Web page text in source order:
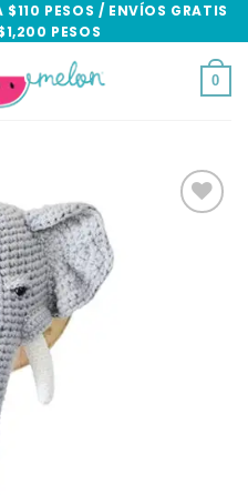
PESOS / ENVÍOS GRATIS
PESOS
0